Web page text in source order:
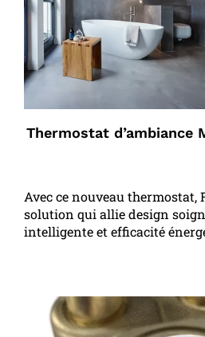
Thermostat d’ambiance
Avec ce nouveau thermostat,
solution qui allie design
intelligente et efficacité